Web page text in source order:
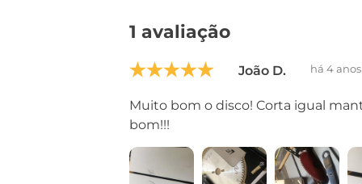
1 avaliação
João D. há 4 anos
Muito bom o disco! Corta igual
bom!!!